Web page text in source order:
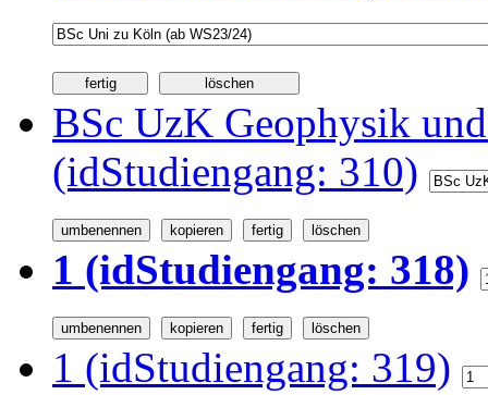
BSc UzK Geophysik
(idStudiengang: 310)
1 (idStudiengang: 318)
1 (idStudiengang: 319)